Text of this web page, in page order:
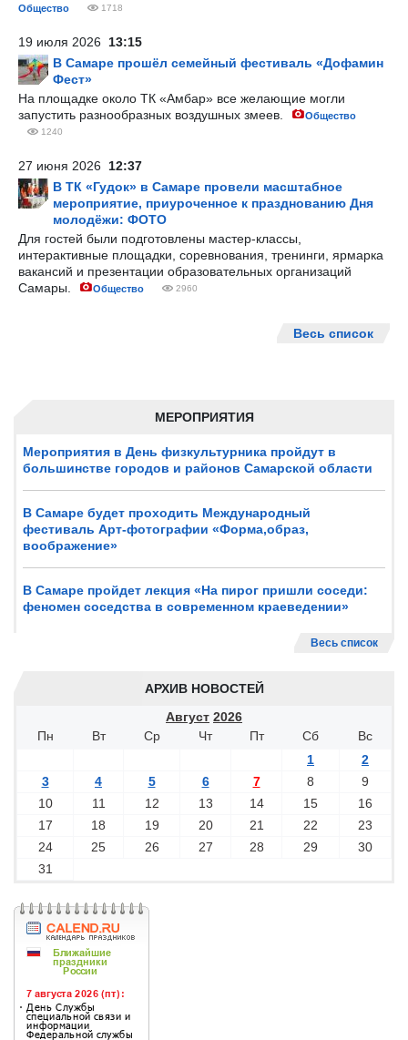
МЕРОПРИЯТИЯ
Мероприятия в День физкультурника пройдут в
большинстве городов и районов Самарской области
В Самаре будет проходить Международный
фестиваль Арт-фотографии «Форма,образ,
воображение»
В Самаре пройдет лекция «На пирог пришли соседи:
феномен соседства в современном краеведении»
Весь список
АРХИВ НОВОСТЕЙ
Август 2026
Пн
Вт Ср Чт Пт Сб
Вс
1
2
3
4 5 6 7 8
9
10
11 12 13 14 15
16
17
18 19 20 21 22
23
24
25 26 27 28 29
30
31
Общество 1718
19 июля 2026 13:15
В Самаре прошёл семейный фестиваль «Дофамин
Фест»
На площадке около ТК «Амбар» все желающие могли
запустить разнообразных воздушных змеев.
Общество
1240
27 июня 2026 12:37
В ТК «Гудок» в Самаре провели масштабное
мероприятие, приуроченное к празднованию Дня
молодёжи: ФОТО
Для гостей были подготовлены мастер-классы,
интерактивные площадки, соревнования, тренинги, ярмарка
вакансий и презентации образовательных организаций
Самары.
Общество 2960
Весь список